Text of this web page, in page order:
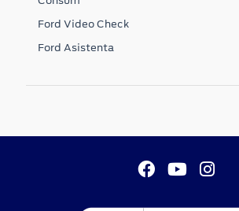
Ford Video Check
Ford Asistenta